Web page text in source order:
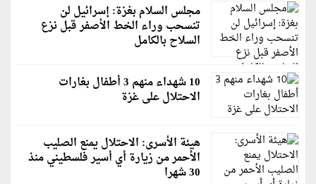
مجلس السلام بغزة: إسرائيل لن
تنسحب وراء الخط الأصفر قبل نزع
السلاح بالكامل
10 شهداء منهم 3 أطفال بغارات
الاحتلال على غزة
هيئة الأسرى: الاحتلال يمنع الصليب
الأحمر من زيارة أي أسير فلسطيني منذ
30 شهرا